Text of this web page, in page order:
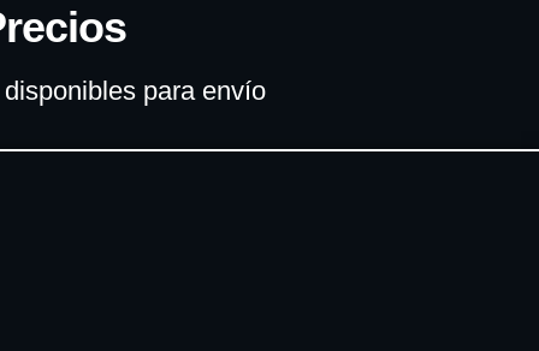
para envío